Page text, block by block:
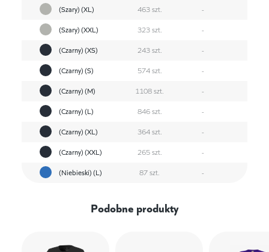
(Szary) (XL)
463 szt.
-
(Szary) (XXL)
323 szt.
-
(Czarny) (XS)
243 szt.
-
(Czarny) (S)
574 szt.
-
(Czarny) (M)
1108 szt.
-
(Czarny) (L)
846 szt.
-
(Czarny) (XL)
364 szt.
-
(Czarny) (XXL)
265 szt.
-
(Niebieski) (L)
87 szt. -
Podobne produkty